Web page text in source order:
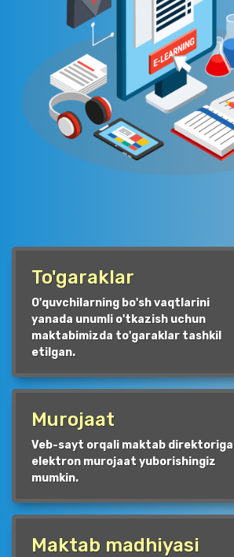
To'garaklar
O'quvchilarning bo'sh vaqtlarini
yanada unumli o'tkazish uchun
maktabimizda to'garaklar tashkil
etilgan.
Murojaat
Veb-sayt orqali maktab direktoriga
elektron murojaat yuborishingiz
mumkin.
Maktab madhiyasi